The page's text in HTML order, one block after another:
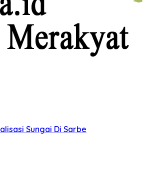
Sungai Di Sarbe